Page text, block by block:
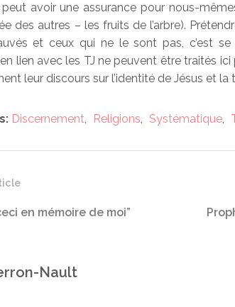
peut avoir une assurance pour nous-
des autres – les fruits de l’arbre).
et ceux qui ne le sont pas, c’est
lien avec les TJ ne peuvent être traités
leur discours sur l’identité de Jésus et la
Discernement, Religions, Systématique,
en mémoire de moi”
Nault